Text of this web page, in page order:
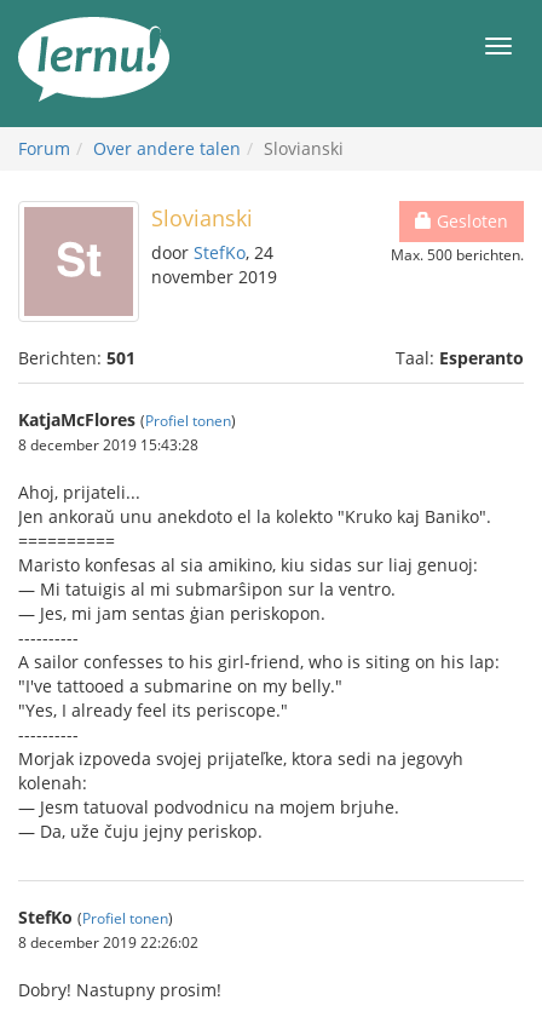
inhoud
Forum Over andere talen Slovianski
Gesloten
Max. 500 berichten.
Slovianski
door StefKo, 24
november 2019
Berichten: 501 Taal: Esperanto
KatjaMcFlores (Profiel tonen)
8 december 2019 15:43:28
Ahoj, prijateli...
Jen ankoraŭ unu anekdoto el la kolekto "Kruko kaj Baniko".
==========
Maristo konfesas al sia amikino, kiu sidas sur liaj genuoj:
— Mi tatuigis al mi submarŝipon sur la ventro.
— Jes, mi jam sentas ġian periskopon.
----------
A sailor confesses to his girl-friend, who is siting on his lap:
"I've tattooed a submarine on my belly."
"Yes, I already feel its periscope."
----------
Morjak izpoveda svojej prijateľke, ktora sedi na jegovyh
kolenah:
— Jesm tatuoval podvodnicu na mojem brjuhe.
— Da, uže čuju jejny periskop.
StefKo (Profiel tonen)
8 december 2019 22:26:02
Dobry! Nastupny prosim!